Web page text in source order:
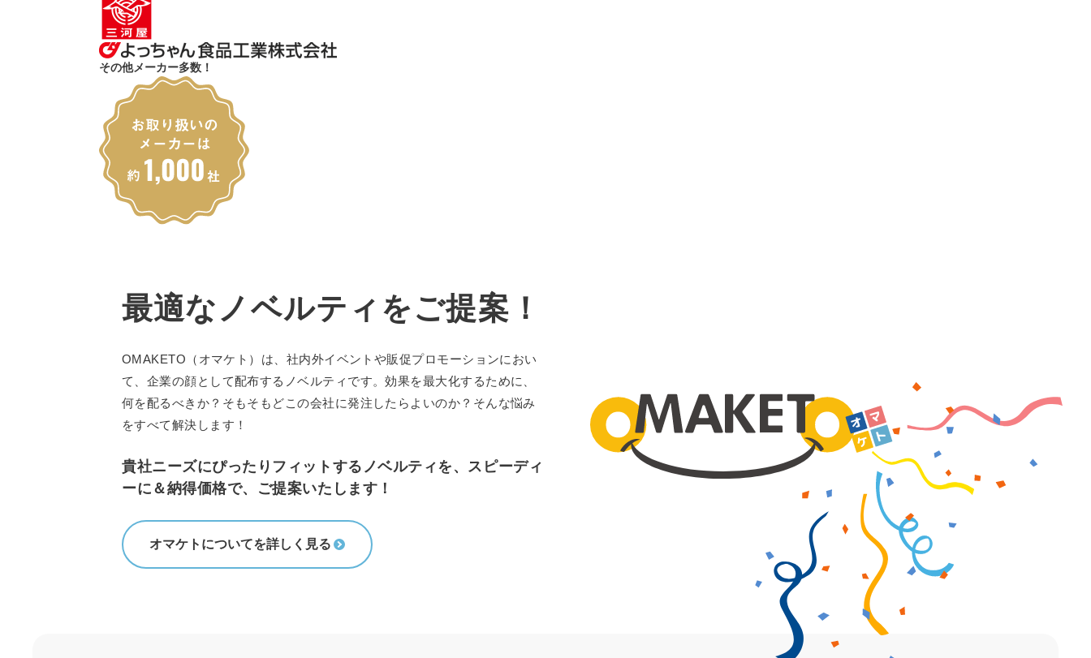
その他メーカー多数！
最適なノベルティをご提案！
OMAKETO（オマケト）は、社内外イベントや販促プロモーションにおい
て、企業の顔として配布するノベルティです。効果を最大化するために、
何を配るべきか？そもそもどこの会社に発注したらよいのか？そんな悩み
をすべて解決します！
貴社ニーズにぴったりフィットするノベルティを、スピーディ
ーに＆納得価格で、ご提案いたします！
オマケトについてを詳しく見る